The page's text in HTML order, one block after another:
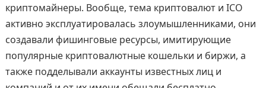
криптомайнеры. Вообще, тема криптовалют и ICO
активно эксплуатировалась злоумышленниками, они
создавали фишинговые ресурсы, имитирующие
популярные криптовалютные кошельки и биржи, а
также подделывали аккаунты известных лиц и